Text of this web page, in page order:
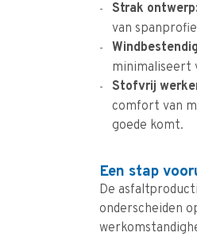
Strak
van
minimaliseert
Stofvrij
comfort van
goede komt.
Een stap
De
onderscheiden